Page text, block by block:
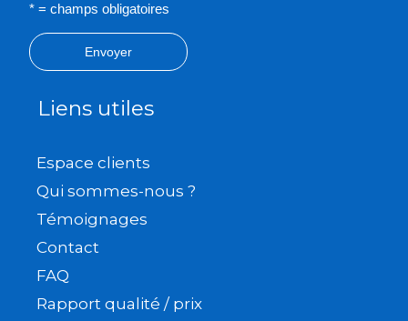
* = champs obligatoires
Envoyer
Liens utiles
Espace clients
Qui sommes-nous ?
Témoignages
Contact
FAQ
Rapport qualité / prix